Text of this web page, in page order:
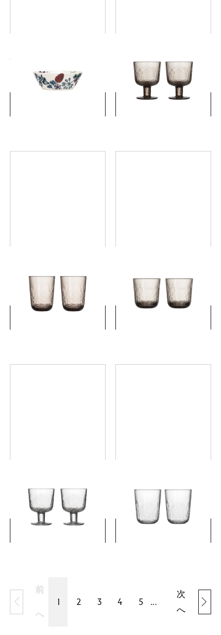
ルノ サマーレイ ボウル 13cm
￥6,050 (税込) ￥5,280 (税込)
￥4,400 (税込) ￥3,520 (税込)
￥5,280 (税込) ￥4,400 (税込)
前
へ
1 2 3 4 5 ...
次
へ